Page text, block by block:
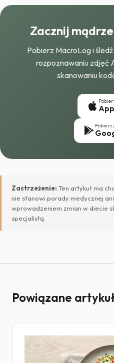
Zacznij
Pobierz MacroLog i
rozpoznawaniu zdjęć
skanowaniu
Pobierz
Zastrzeżenie: Ten artykuł ma
nie stanowi porady medycznej
wprowadzeniem zmian w diecie
specjalistą.
Powiązane